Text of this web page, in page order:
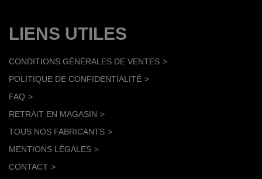
LIENS UTILES
CONDITIONS GÉNÉRALES DE VENTES
POLITIQUE DE CONFIDENTIALITÉ
FAQ
RETRAIT EN MAGASIN
TOUS NOS FABRICANTS
MENTIONS LÉGALES
CONTACT